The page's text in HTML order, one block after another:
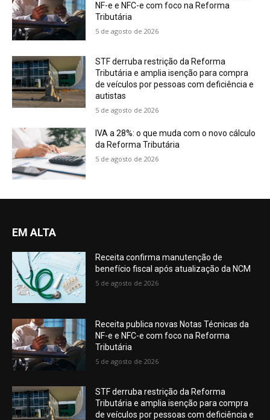
NF-e e NFC-e com foco na Reforma
Tributária
5 de agosto de 2026
STF derruba restrição da Reforma
Tributária e amplia isenção para compra
de veículos por pessoas com deficiência e
autistas
5 de agosto de 2026
IVA a 28%: o que muda com o novo cálculo
da Reforma Tributária
5 de agosto de 2026
EM ALTA
Receita confirma manutenção de
benefício fiscal após atualização da NCM
5 de agosto de 2026
Receita publica novas Notas Técnicas da
NF-e e NFC-e com foco na Reforma
Tributária
5 de agosto de 2026
STF derruba restrição da Reforma
Tributária e amplia isenção para compra
de veículos por pessoas com deficiência e